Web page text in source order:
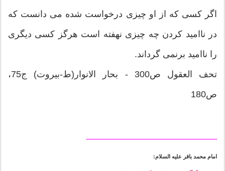
اگر کسی که از او چیزی درخواست شده می دانست که
در ناامید کردن چه چیزی نهفته است هرگز کسی دیگری
را ناامید برنمی گرداند.
تحف العقول ص300 - بحار الانوار(ط-بیروت) ج75،
ص180
امام محمد باقر علیه السلام: